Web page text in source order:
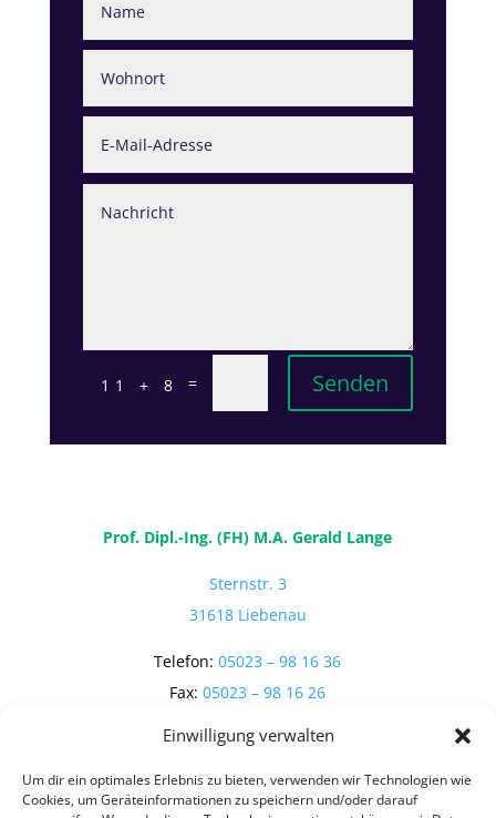
Einwilligung verwalten
Um dir ein optimales Erlebnis zu bieten, verwenden wir Technologien wie
Cookies, um Geräteinformationen zu speichern und/oder darauf
11 + 8 = Senden
Prof. Dipl.-Ing. (FH) M.A. Gerald Lange
Sternstr. 3
31618 Liebenau
Telefon:05023 – 98 16 36
Fax:05023 – 98 16 26
E-Mail:post@g-lange.de